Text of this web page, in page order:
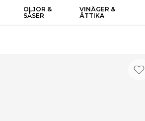
OLJOR &
SÅSER
VINÄGER &
ÄTTIKA